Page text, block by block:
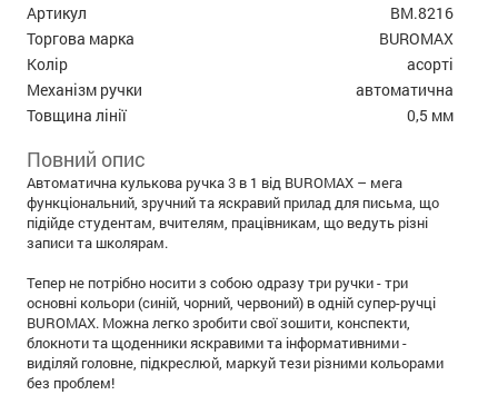
Артикул
BM.8216
Торгова марка
BUROMAX
Колір
асорті
Механізм ручки
автоматична
Товщина лінії
0,5 мм
Повний опис
Автоматична кулькова ручка 3 в 1 від BUROMAX – мега
функціональний, зручний та яскравий прилад для письма, що
підійде студентам, вчителям, працівникам, що ведуть різні
записи та школярам.
Тепер не потрібно носити з собою одразу три ручки - три
основні кольори (синій, чорний, червоний) в одній супер-ручці
BUROMAX. Можна легко зробити свої зошити, конспекти,
блокноти та щоденники яскравими та інформативними -
виділяй головне, підкреслюй, маркуй тези різними кольорами
без проблем!